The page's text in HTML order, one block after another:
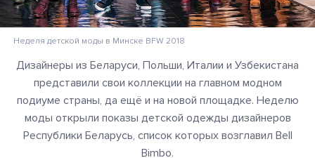
Неделя детской моды в Минске BFW 2018
Дизайнеры из Беларуси, Польши, Италии и Узбекистана
представили свои коллекции на главном модном
подиуме страны, да ещё и на новой площадке. Неделю
моды открыли показы детской одежды дизайнеров
Республики Беларусь, список которых возглавил Bell
Bimbo.